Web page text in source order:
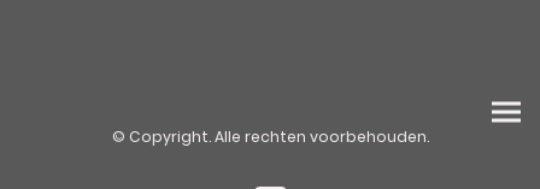
© Copyright. Alle rechten voorbehouden.